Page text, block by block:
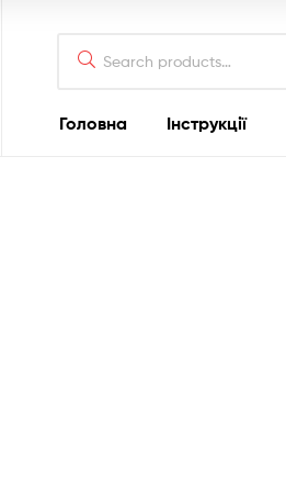
for:
Головна Інструкції